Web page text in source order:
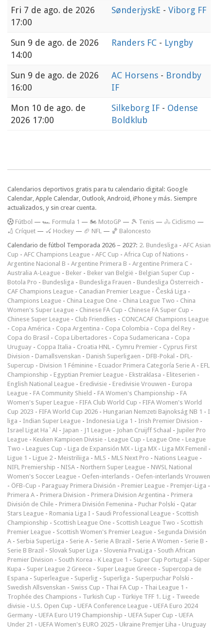
Fri 7 de ago. de 2026
17:00
SønderjyskE - Viborg FF
Sun 9 de ago. de 2026
14:00
Randers FC - Lyngby
Sun 9 de ago. de 2026
16:00
AC Horsens - Brondby
IF
Mon 10 de ago. de
2026 17:00
Silkeborg IF - Odense
Boldklub
Calendarios deportivos gratis para tu calendario digital: Google
Calendar, Apple Calendar, Outlook, Android, iPhone y más. Siempre
actualizados, y sin crear cuenta.
Fútbol — 🏎️ Formula 1 — 🏍 MotoGP — 🎾 Tenis — 🚴 Ciclismo —
🏏 Críquet — 🏑 Hockey — 🏈 NFL — 🏀 Baloncesto
Calendario de fútbol Temporada 2026 – 2027: 2. Bundesliga - AFC Asian
Cup - AFC Champions League - AFC Cup - Africa Cup of Nations -
Argentine Nacional B - Argentine Primera B - Argentine Primera C -
Australia A-League - Beker - Beker van België - Belgian Super Cup -
Botola Pro - Bundesliga - Bundesliga Frauen - Bundesliga Österreich -
CAF Champions League - Canadian Premier League - Česká Liga -
Champions League - China League One - China League Two - China
Women's Super League - Chinese FA Cup - Chinese FA Super Cup -
Chinese Super League - Club Friendlies - CONCACAF Champions League
- Copa América - Copa Argentina - Copa Colombia - Copa del Rey -
Copa do Brasil - Copa Libertadores - Copa Sudamericana - Copa
Uruguay - Coppa Italia - Croatia HNL - Cymru Premier - Cyprus First
Division - Damallsvenskan - Danish Superligaen - DFB-Pokal - DFL-
Supercup - Division 1 Féminine - Ecuador Primera Categoría Serie A - EFL
Championship - Egyptian Premier League - Ekstraklasa - Eliteserien -
English National League - Eredivisie - Eredivisie Vrouwen - Europa
League - FA Community Shield - FA Women's Championship - FA
Women's Super League - FIFA Club World Cup - FIFA Women's World
Cup 2023 - FIFA World Cup 2026 - Hungarian Nemzeti Bajnokság NB 1 - I
liga - Indian Super League - Indonesia Liga 1 - Irish Premier Division -
Israel Ligat Ha`Al - Japan - J1 League - Johan Cruijff Schaal - Jupiler Pro
League - Keuken Kampioen Divisie - League Cup - League One - League
Two - Leagues Cup - Liga de Expansión MX - Liga MX - Liga MX Femenil -
Ligue 1 - Ligue 2 - Meistriliiga - MLS - MLS Next Pro - Nations League -
NIFL Premiership - NISA - Northern Super League - NWSL National
Women's Soccer League - Oefen-interlands - Oefen-interlands Vrouwen
- ÖFB-Cup - Paraguay Primera División - Premier League - Premjer-Liga -
Primera A - Primera Division - Primera Division Argentina - Primera
División de Chile - Primera División Femenina - Puchar Polski - Qatar
Stars League - Romania Liga I - Saudi Professional League - Scottish
Championship - Scottish League One - Scottish League Two - Scottish
Premier League - Scottish Women's Premier League - Segunda División
A - Serbia SuperLiga - Serie A - Serie A Brazil - Serie A Women - Serie B -
Serie B Brazil - Slovak Super Liga - Slovenia PrvaLiga - South African
Premier Division - South Korea - K League 1 - Super Cup Portugal - Süper
Kupa - Super League 2 Greece - Super League Greece - Supercopa de
Espana - Superleague - Superlig - Superliga - Superpuchar Polski -
Swedish Allsvenskan - Swiss Cup - Thai FA Cup - Thai League 1 -
Trophée des Champions - Turkish Cup - Türkiye TFF 1. Lig - Tweede
divisie - U.S. Open Cup - UEFA Conference League - UEFA Euro 2024
Germany - UEFA Euro U19 Championship - UEFA Super Cup - UEFA
Under 21 - UEFA Women's EURO 2025 - Ukraine Premjer Liha - Uruguay